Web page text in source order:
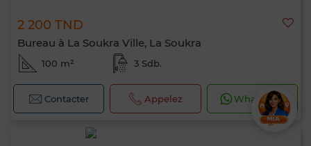
2 200 TND
Bureau à La Soukra Ville, La Soukra
100 m² 3 Sdb.
Contacter Appelez WhatsApp